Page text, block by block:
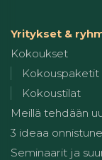
Yritykset &
Kokoukset
Kokouspaketit
Kokoustilat
Meillä tehdään
3 ideaa
Seminaarit ja